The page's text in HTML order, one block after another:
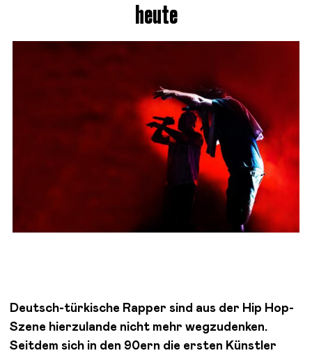
heute
Deutsch-türkische Rapper sind aus der Hip Hop-
Szene hierzulande nicht mehr wegzudenken.
Seitdem sich in den 90ern die ersten Künstler